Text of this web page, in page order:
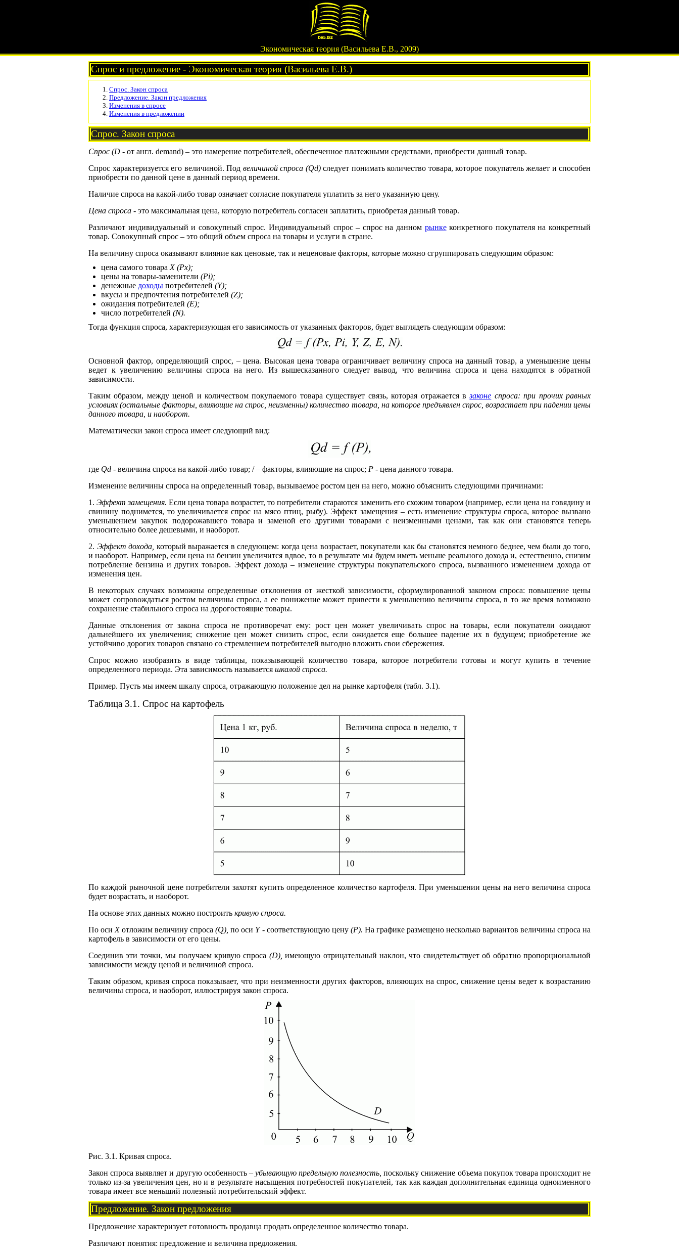
Экономическая теория (Васильева Е.В., 2009)
Спрос и предложение - Экономическая теория (Васильева Е.В.)
Спрос. Закон спроса
Предложение. Закон предложения
Изменения в спросе
Изменения в предложении
Спрос. Закон спроса
Спрос (D - от англ. demand) – это намерение потребителей, обеспеченное платежными средствами, приобрести данный товар.
Спрос характеризуется его величиной. Под величиной спроса (Qd)следует понимать количество товара, которое покупатель желает и способен
приобрести по данной цене в данный период времени.
Наличие спроса на какой-либо товар означает согласие покупателя уплатить за него указанную цену.
Цена спроса - это максимальная цена, которую потребитель согласен заплатить, приобретая данный товар.
Различают индивидуальный и совокупный спрос. Индивидуальный спрос – спрос на данном рынкеконкретного покупателя на конкретный
товар. Совокупный спрос – это общий объем спроса на товары и услуги в стране.
На величину спроса оказывают влияние как ценовые, так и неценовые факторы, которые можно сгруппировать следующим образом:
цена самого товара X (Рх);
цены на товары-заменители (Pi);
денежные доходы потребителей (Y);
вкусы и предпочтения потребителей (Z);
ожидания потребителей (Е);
число потребителей (N).
Тогда функция спроса, характеризующая его зависимость от указанных факторов, будет выглядеть следующим образом:
Основной фактор, определяющий спрос, – цена. Высокая цена товара ограничивает величину спроса на данный товар, а уменьшение цены
ведет к увеличению величины спроса на него. Из вышесказанного следует вывод, что величина спроса и цена находятся в обратной
зависимости.
Таким образом, между ценой и количеством покупаемого товара существует связь, которая отражается взаконе спроса: при прочих равных
условиях (остальные факторы, влияющие на спрос, неизменны) количество товара, на которое предъявлен спрос, возрастает при падении цены
данного товара, и наоборот.
Математически закон спроса имеет следующий вид:
где Qd - величина спроса на какой-либо товар; / – факторы, влияющие на спрос; Р - цена данного товара.
Изменение величины спроса на определенный товар, вызываемое ростом цен на него, можно объяснить следующими причинами:
1.Эффект замещения. Если цена товара возрастет, то потребители стараются заменить его схожим товаром (например, если цена на говядину и
свинину поднимется, то увеличивается спрос на мясо птиц, рыбу). Эффект замещения – есть изменение структуры спроса, которое вызвано
уменьшением закупок подорожавшего товара и заменой его другими товарами с неизменными ценами, так как они становятся теперь
относительно более дешевыми, и наоборот.
2. Эффект дохода, который выражается в следующем: когда цена возрастает, покупатели как бы становятся немного беднее, чем были до того,
и наоборот. Например, если цена на бензин увеличится вдвое, то в результате мы будем иметь меньше реального дохода и, естественно, снизим
потребление бензина и других товаров. Эффект дохода – изменение структуры покупательского спроса, вызванного изменением дохода от
изменения цен.
В некоторых случаях возможны определенные отклонения от жесткой зависимости, сформулированной законом спроса: повышение цены
может сопровождаться ростом величины спроса, а ее понижение может привести к уменьшению величины спроса, в то же время возможно
сохранение стабильного спроса на дорогостоящие товары.
Данные отклонения от закона спроса не противоречат ему: рост цен может увеличивать спрос на товары, если покупатели ожидают
дальнейшего их увеличения; снижение цен может снизить спрос, если ожидается еще большее падение их в будущем; приобретение же
устойчиво дорогих товаров связано со стремлением потребителей выгодно вложить свои сбережения.
Спрос можно изобразить в виде таблицы, показывающей количество товара, которое потребители готовы и могут купить в течение
определенного периода. Эта зависимость называется шкалой спроса.
Пример. Пусть мы имеем шкалу спроса, отражающую положение дел на рынке картофеля (табл. 3.1).
Таблица 3.1. Спрос на картофель
По каждой рыночной цене потребители захотят купить определенное количество картофеля. При уменьшении цены на него величина спроса
будет возрастать, и наоборот.
На основе этих данных можно построить кривую спроса.
По оси Xотложим величину спроса(Q), по оси Y- соответствующую цену (Р). На графике размещено несколько вариантов величины спроса на
картофель в зависимости от его цены.
Соединив эти точки, мы получаем кривую спроса (D), имеющую отрицательный наклон, что свидетельствует об обратно пропорциональной
зависимости между ценой и величиной спроса.
Таким образом, кривая спроса показывает, что при неизменности других факторов, влияющих на спрос, снижение цены ведет к возрастанию
величины спроса, и наоборот, иллюстрируя закон спроса.
Рис. 3.1. Кривая спроса.
Закон спроса выявляет и другую особенность – убывающую предельную полезность, поскольку снижение объема покупок товара происходит не
только из-за увеличения цен, но и в результате насыщения потребностей покупателей, так как каждая дополнительная единица одноименного
товара имеет все меньший полезный потребительский эффект.
Предложение. Закон предложения
Предложение характеризует готовность продавца продать определенное количество товара.
Различают понятия: предложение и величина предложения.